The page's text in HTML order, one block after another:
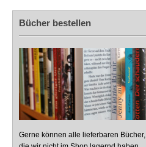
Bücher bestellen
Gerne können alle lieferbaren Bücher,